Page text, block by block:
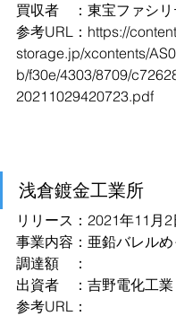
買収者　：東宝ファシ
参考URL： https://
storage.jp/xcontents/
b/f30e/4303/8709/
20211029420723.pdf
浅倉鍍金工業所
リリース：2021年11月2
事業内容：亜鉛バレルめ
調達額　：
出資者　：吉野電化工業
参考URL：